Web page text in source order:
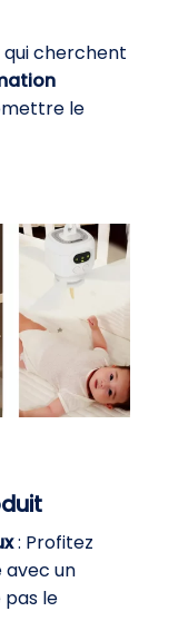
qui cherchent
le
: Profitez
avec un
le